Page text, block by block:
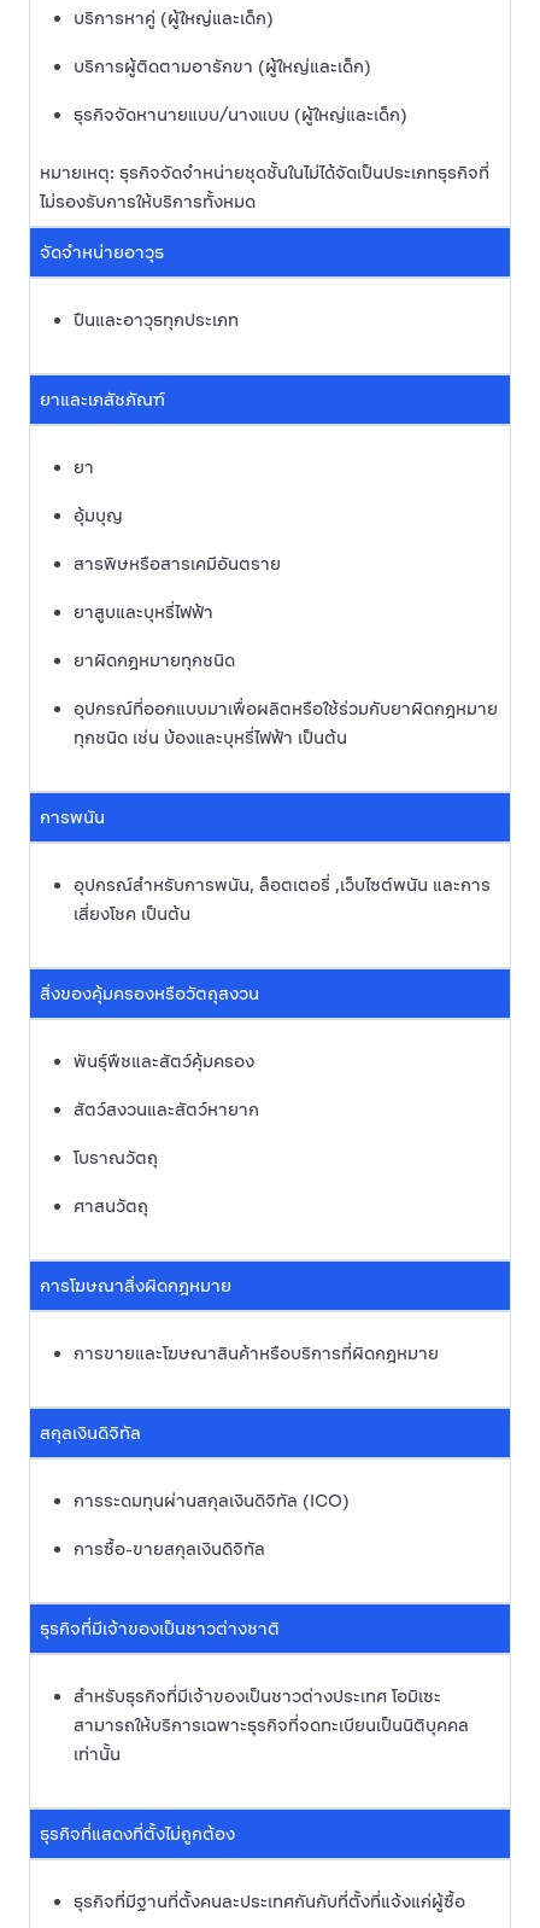
บริการหาคู่ (ผู้ใหญ่และเด็ก)
บริการผู้ติดตามอารักขา (ผู้ใหญ่และเด็ก)
ธุรกิจจัดหานายแบบ/นางแบบ (ผู้ใหญ่และเด็ก)
หมายเหตุ: ธุรกิจจัดจำหน่ายชุดชั้นในไม่ได้จัดเป็นประเภทธุรกิจที่
ไม่รองรับการให้บริการทั้งหมด
จัดจำหน่ายอาวุธ
ปืนและอาวุธทุกประเภท
ยาและเภสัชภัณฑ์
ยา
อุ้มบุญ
สารพิษหรือสารเคมีอันตราย
ยาสูบและบุหรี่ไฟฟ้า
ยาผิดกฎหมายทุกชนิด
อุปกรณ์ที่ออกแบบมาเพื่อผลิตหรือใช้ร่วมกับยาผิดกฎหมาย
ทุกชนิด เช่น บ้องและบุหรี่ไฟฟ้า เป็นต้น
การพนัน
อุปกรณ์สำหรับการพนัน, ล็อตเตอรี่ ,เว็บไซต์พนัน และการ
เสี่ยงโชค เป็นต้น
สิ่งของคุ้มครองหรือวัตถุสงวน
พันธุ์พืชและสัตว์คุ้มครอง
สัตว์สงวนและสัตว์หายาก
โบราณวัตถุ
ศาสนวัตถุ
การโฆษณาสิ่งผิดกฎหมาย
การขายและโฆษณาสินค้าหรือบริการที่ผิดกฎหมาย
สกุลเงินดิจิทัล
การระดมทุนผ่านสกุลเงินดิจิทัล (ICO)
การซื้อ-ขายสกุลเงินดิจิทัล
ธุรกิจที่มีเจ้าของเป็นชาวต่างชาติ
สำหรับธุรกิจที่มีเจ้าของเป็นชาวต่างประเทศ โอมิเซะ
สามารถให้บริการเฉพาะธุรกิจที่จดทะเบียนเป็นนิติบุคคล
เท่านั้น
ธุรกิจที่แสดงที่ตั้งไม่ถูกต้อง
ธุรกิจที่มีฐานที่ตั้งคนละประเทศกันกับที่ตั้งที่แจ้งแก่ผู้ซื้อ